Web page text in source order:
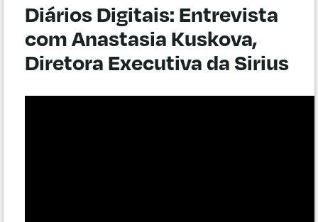
Diários Digitais: Entrevista
com Anastasia Kuskova,
Diretora Executiva da Sirius